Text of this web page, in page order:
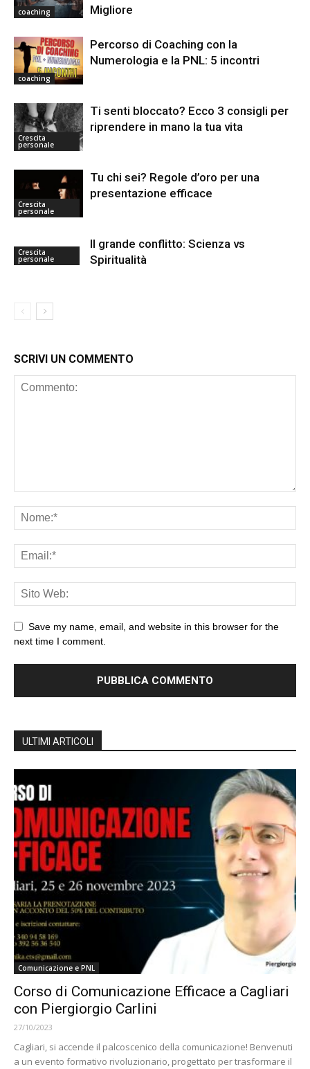
coaching
Migliore
coaching
Percorso di Coaching con la
Numerologia e la PNL: 5 incontri
Crescita
personale
Ti senti bloccato? Ecco 3 consigli per
riprendere in mano la tua vita
Crescita
personale
Tu chi sei? Regole d’oro per una
presentazione efficace
Crescita
personale
Il grande conflitto: Scienza vs
Spiritualità
SCRIVI UN COMMENTO
Save my name, email, and website in this browser for the
next time I comment.
ULTIMI ARTICOLI
Comunicazione e PNL
Corso di Comunicazione Efficace a Cagliari
con Piergiorgio Carlini
27/10/2023
Cagliari, si accende il palcoscenico della comunicazione! Benvenuti
a un evento formativo rivoluzionario, progettato per trasformare il